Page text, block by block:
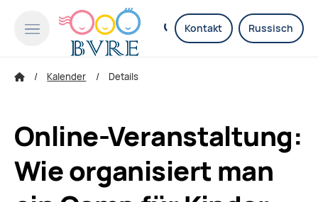
Kontakt Russisch
Kalender Details
Online-Veranstaltung:
Wie organisiert man